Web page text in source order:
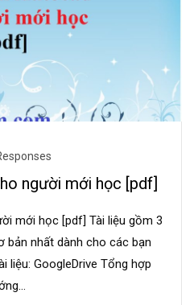
người mới học [pdf]
mới học [pdf] Tài liệu gồm 3
bản nhất dành cho các bạn
liệu: GoogleDrive Tổng hợp